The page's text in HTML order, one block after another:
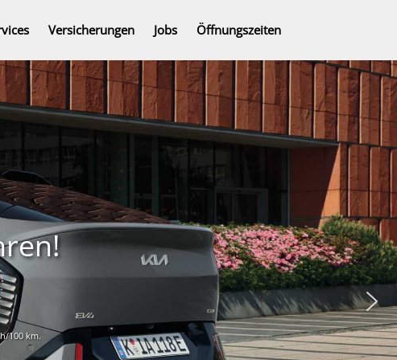
Versicherungen Jobs Öffnungszeiten
100 km.